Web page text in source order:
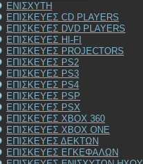
ΕΝΙΣΧΥΤΗ
ΕΠΙΣΚΕΥΕΣ CD PLAYERS
ΕΠΙΣΚΕΥΕΣ DVD PLAYERS
ΕΠΙΣΚΕΥΕΣ HI-FI
ΕΠΙΣΚΕΥΕΣ PROJECTORS
ΕΠΙΣΚΕΥΕΣ PS2
ΕΠΙΣΚΕΥΕΣ PS3
ΕΠΙΣΚΕΥΕΣ PS4
ΕΠΙΣΚΕΥΕΣ PSP
ΕΠΙΣΚΕΥΕΣ PSX
ΕΠΙΣΚΕΥΕΣ XBOX 360
ΕΠΙΣΚΕΥΕΣ XBOX ONE
ΕΠΙΣΚΕΥΕΣ ΔΕΚΤΩΝ
ΕΠΙΣΚΕΥΕΣ ΕΓΚΕΦΑΛΩΝ